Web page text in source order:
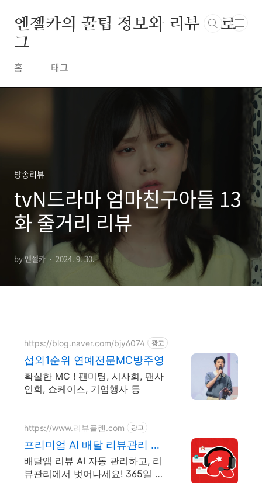
엔젤카의 꿀팁 정보와 리뷰 블로
그
홈 태그
방송리뷰
tvN드라마 엄마친구아들 13
화 줄거리 리뷰
by 엔젤카 2024. 9. 30.
https://blog.naver.com/bjy6074 광고
섭외1순위 연예전문MC방주영
확실한 MC ! 팬미팅, 시사회, 팬사
인회, 쇼케이스, 기업행사 등
https://www.리뷰플랜.com 광고
프리미엄 AI 배달 리뷰관리 리
뷰 컴플레인 완벽 처리!
배달앱 리뷰 AI 자동 관리하고, 리
뷰관리에서 벗어나세요! 365일 매